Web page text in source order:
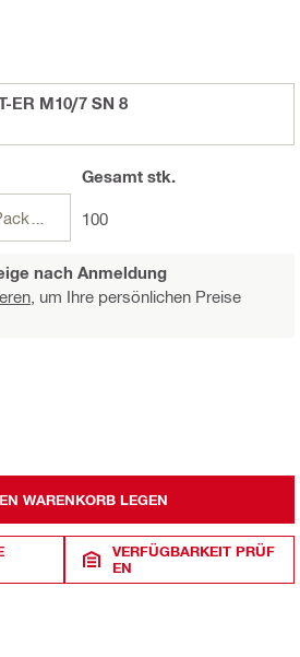
ER M10/7 SN 8
Packungen
Gesamtstk.
100
nach Anmeldung
um Ihre persönlichen Preise
WARENKORB LEGEN
VERFÜGBARKEIT PRÜF
EN